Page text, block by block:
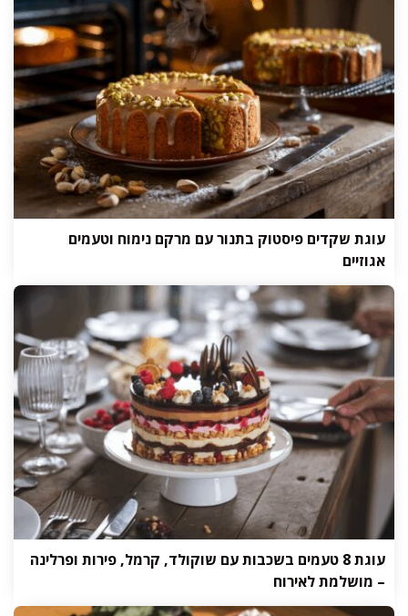
עוגת שקדים פיסטוק בתנור עם מרקם נימוח וטעמים
אגוזיים
עוגת 8 טעמים בשכבות עם שוקולד, קרמל, פירות ופרלינה
– מושלמת לאירוח